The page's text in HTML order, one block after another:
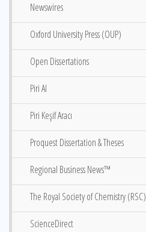
Newswires
Oxford University Press (OUP)
Open Dissertations
Piri AI
Piri Keşif Aracı
Proquest Dissertation & Theses
Regional Business News™
The Royal Society of Chemistry (RSC)
ScienceDirect